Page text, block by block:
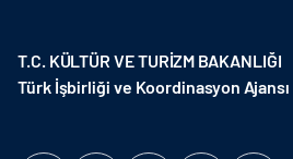
T.C. KÜLTÜR VE TURİZM BAKANLIĞI
Türk İşbirliği ve Koordinasyon Ajansı